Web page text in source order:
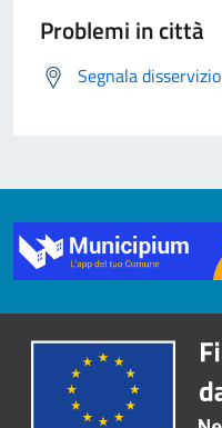
Problemi in città
Segnala disservizio